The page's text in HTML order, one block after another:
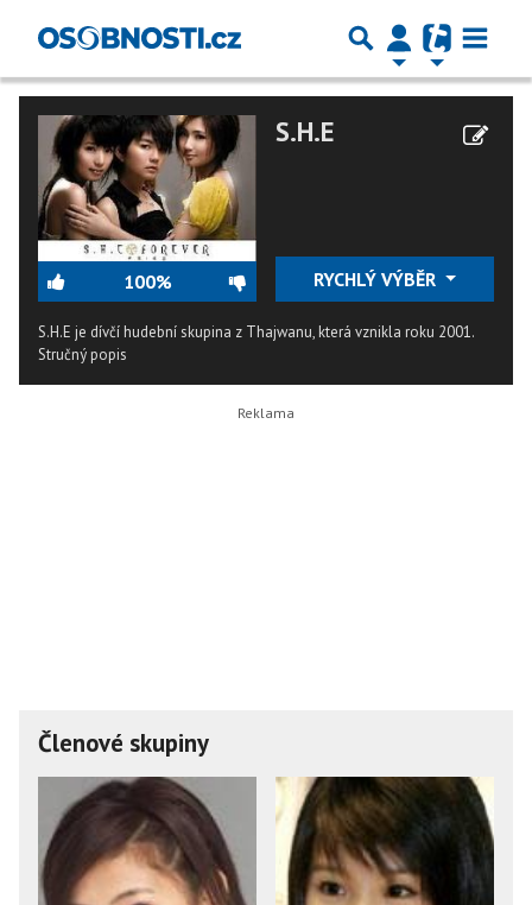
100%
S.H.E
RYCHLÝ VÝBĚR
S.H.E je dívčí hudební skupina z Thajwanu, která vznikla roku 2001.
Stručný popis
Členové skupiny